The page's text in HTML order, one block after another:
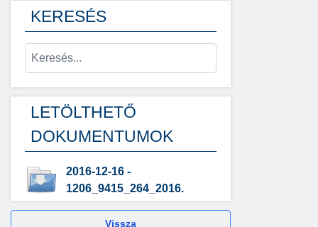
KERESÉS
LETÖLTHETŐ
DOKUMENTUMOK
2016-12-16 -
1206_9415_264_2016.
Vissza